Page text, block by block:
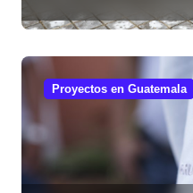
guatemaltecas
Proyectos en Guatemala